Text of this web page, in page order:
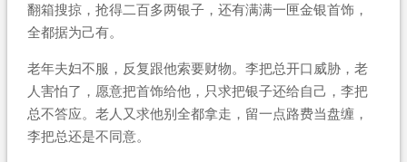
翻箱搜掠，抢得二百多两银子，还有满满一匣金银首饰，
全都据为己有。
老年夫妇不服，反复跟他索要财物。李把总开口威胁，老
人害怕了，愿意把首饰给他，只求把银子还给自己，李把
总不答应。老人又求他别全都拿走，留一点路费当盘缠，
李把总还是不同意。